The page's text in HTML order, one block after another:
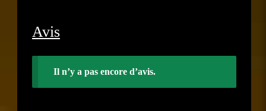
Avis
Il n’y a pas encore d’avis.